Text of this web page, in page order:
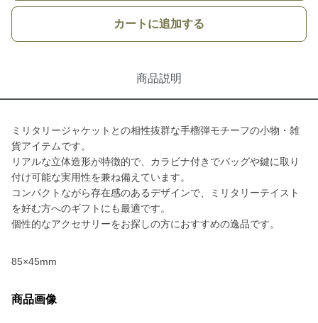
カートに追加する
商品説明
ミリタリージャケットとの相性抜群な手榴弾モチーフの小物・雑
貨アイテムです。
リアルな立体造形が特徴的で、カラビナ付きでバッグや鍵に取り
付け可能な実用性を兼ね備えています。
コンパクトながら存在感のあるデザインで、ミリタリーテイスト
を好む方へのギフトにも最適です。
個性的なアクセサリーをお探しの方におすすめの逸品です。
85×45mm
商品画像